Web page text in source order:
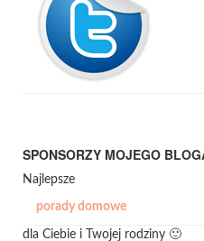
SPONSORZY MOJEGO
Najlepsze
porady domowe
dla Ciebie i Twojej rodziny 🙂